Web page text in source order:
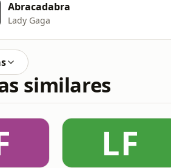
Abracadabra
Lady Gaga
similares
LF